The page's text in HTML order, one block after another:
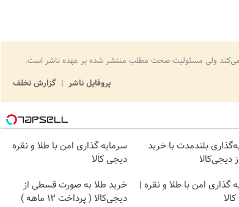
می‌کند ولی مسئولیت صحت مطلب منتشر شده بر عهده ناشر است.
پروفایل ناشر
گزارش تخلف
بلندمدت با خرید
دیجی‌کالا
سرمایه گذاری امن با طلا و نقره
دیجی کالا
گذاری امن با طلا و نقره |
خرید طلا به صورت قسطی از
دیجی‌کالا ( پرداخت 12 ماهه )